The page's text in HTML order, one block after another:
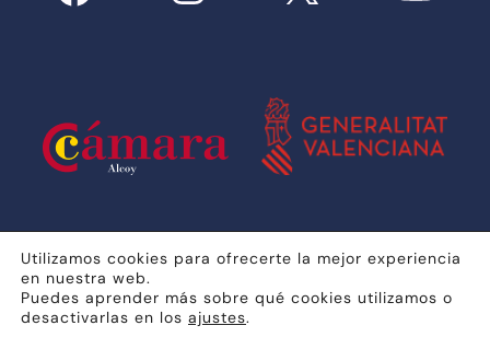
© 2026 Portal de Sostenibilidad Alcoy
Aviso legal
Utilizamos cookies para ofrecerte la mejor experiencia
en nuestra web.
Puedes aprender más sobre qué cookies utilizamos o
desactivarlas en los ajustes.